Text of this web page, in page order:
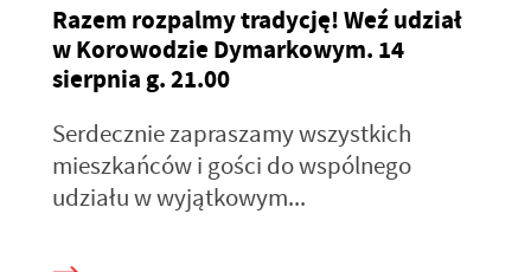
Razem rozpalmy tradycję! Weź udział
w Korowodzie Dymarkowym. 14
sierpnia g. 21.00
Serdecznie zapraszamy wszystkich
mieszkańców i gości do wspólnego
udziału w wyjątkowym...